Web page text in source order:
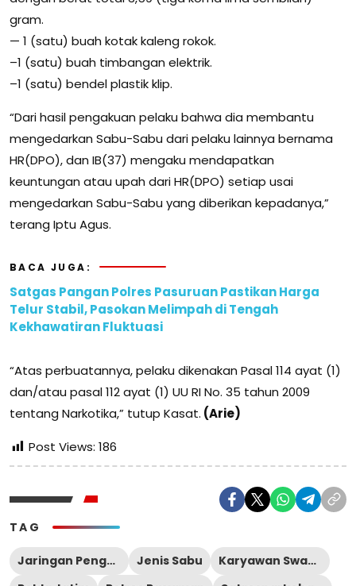
gram.
— 1 (satu) buah kotak kaleng rokok.
–1 (satu) buah timbangan elektrik.
–1 (satu) bendel plastik klip.
“Dari hasil pengakuan pelaku bahwa dia membantu
mengedarkan Sabu-Sabu dari pelaku lainnya bernama
HR(DPO), dan IB(37) mengaku mendapatkan
keuntungan atau upah dari HR(DPO) setiap usai
mengedarkan Sabu-Sabu yang diberikan kepadanya,”
terang Iptu Agus.
BACA JUGA:
Satgas Pangan Polres Pasuruan Pastikan Harga
Telur Stabil, Pasokan Melimpah di Tengah
Kekhawatiran Fluktuasi
“Atas perbuatannya, pelaku dikenakan Pasal 114 ayat (1)
dan/atau pasal 112 ayat (1) UU RI No. 35 tahun 2009
tentang Narkotika,” tutup Kasat. (Arie)
Post Views: 186
TAG
Jaringan Pengedar Narkoba Jenis Sabu
Karyawan Swasta